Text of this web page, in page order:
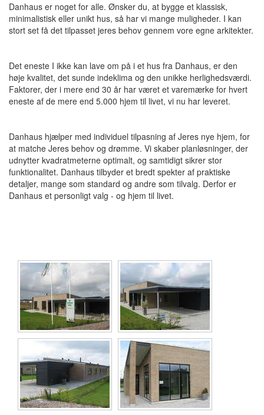
Danhaus er noget for alle. Ønsker du, at bygge et klassisk,
minimalistisk eller unikt hus, så har vi mange muligheder. I kan
stort set få det tilpasset jeres behov gennem vore egne arkitekter.
Det eneste I ikke kan lave om på i et hus fra Danhaus, er den
høje kvalitet, det sunde indeklima og den unikke herlighedsværdi.
Faktorer, der i mere end 30 år har været et varemærke for hvert
eneste af de mere end 5.000 hjem til livet, vi nu har leveret.
Danhaus hjælper med individuel tilpasning af Jeres nye hjem, for
at matche Jeres behov og drømme. Vi skaber planløsninger, der
udnytter kvadratmeterne optimalt, og samtidigt sikrer stor
funktionalitet. Danhaus tilbyder et bredt spekter af praktiske
detaljer, mange som standard og andre som tilvalg. Derfor er
Danhaus et personligt valg - og hjem til livet.